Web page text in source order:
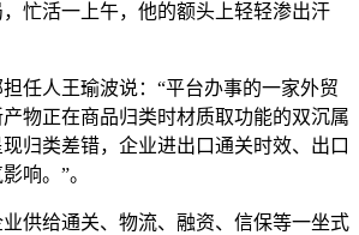
忙活一上午，他的额头上轻轻渗出汗
人王瑜波说：“平台办事的一家外贸
物正在商品归类时材质取功能的双沉属
归类差错，企业进出口通关时效、出口
响。”。
给通关、物流、融资、信保等一坐式